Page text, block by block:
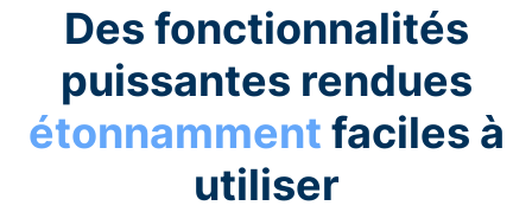
Des fonctionnalités
puissantes rendues
étonnamment faciles à
utiliser